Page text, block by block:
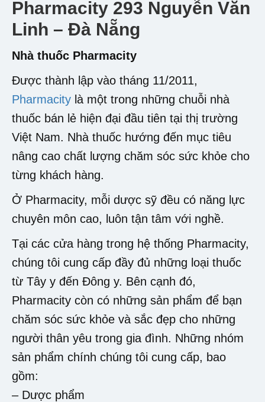
Pharmacity 293 Nguyễn Văn
Linh – Đà Nẵng
Nhà thuốc Pharmacity
Được thành lập vào tháng 11/2011,
Pharmacity là một trong những chuỗi nhà
thuốc bán lẻ hiện đại đầu tiên tại thị trường
Việt Nam. Nhà thuốc hướng đến mục tiêu
nâng cao chất lượng chăm sóc sức khỏe cho
từng khách hàng.
Ở Pharmacity, mỗi dược sỹ đều có năng lực
chuyên môn cao, luôn tận tâm với nghề.
Tại các cửa hàng trong hệ thống Pharmacity,
chúng tôi cung cấp đầy đủ những loại thuốc
từ Tây y đến Đông y. Bên cạnh đó,
Pharmacity còn có những sản phẩm để bạn
chăm sóc sức khỏe và sắc đẹp cho những
người thân yêu trong gia đình. Những nhóm
sản phẩm chính chúng tôi cung cấp, bao
gồm:
– Dược phẩm